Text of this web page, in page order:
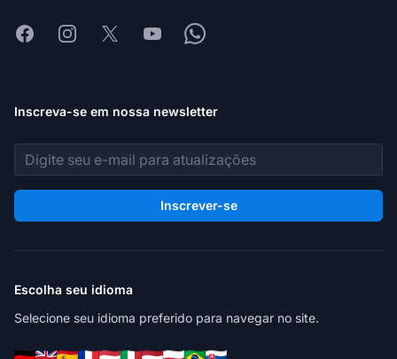
FacebookInstagram
X YoutubeWhatsapp
Inscreva-se em nossa newsletter
Endereço de e-mail
Inscrever-se
Escolha seu idioma
Selecione seu idioma preferido para navegar no site.